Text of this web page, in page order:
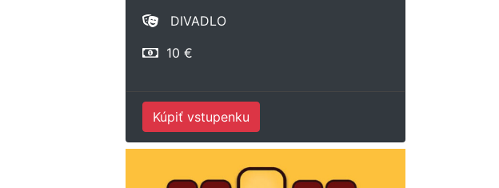
DIVADLO
10 €
Kúpiť vstupenku